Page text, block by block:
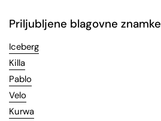
Priljubljene blagovne znamke
Iceberg
Killa
Pablo
Velo
Kurwa